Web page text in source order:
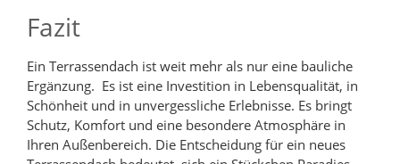
Fazit
Ein Terrassendach ist weit mehr als nur eine bauliche
Ergänzung. Es ist eine Investition in Lebensqualität, in
Schönheit und in unvergessliche Erlebnisse. Es bringt
Schutz, Komfort und eine besondere Atmosphäre in
Ihren Außenbereich. Die Entscheidung für ein neues